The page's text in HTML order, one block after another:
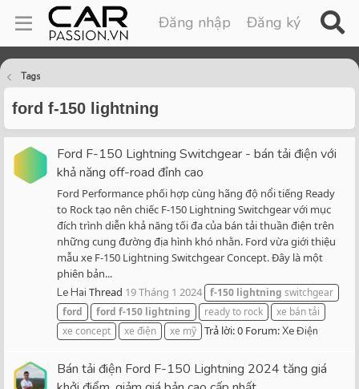
Đăng nhập Đăng ký
Tags
ford f-150 lightning
Ford F-150 Lightning Switchgear - bán tải điện với
khả năng off-road đỉnh cao
Ford Performance phối hợp cùng hãng độ nổi tiếng Ready
to Rock tạo nên chiếc F-150 Lightning Switchgear với mục
đích trình diễn khả năng tối đa của bán tải thuần điện trên
những cung đường địa hình khó nhằn. Ford vừa giới thiệu
mẫu xe F-150 Lightning Switchgear Concept. Đây là một
phiên bản...
Le Hai Thread 19 Tháng 1 2024 f-150 lightning switchgear
ford
ford f-150 lightning ready to rock
xe bán tải
xe concept
xe điện xe mỹ Trả lời: 0 Forum:Xe Điện
Bán tải điện Ford F-150 Lightning 2024 tăng giá